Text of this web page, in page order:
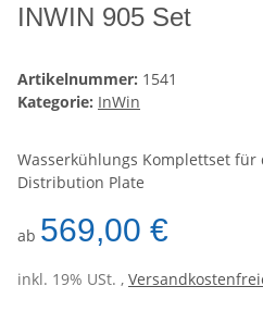
INWIN 905 Set
Artikelnummer: 1541
Kategorie: InWin
Wasserkühlungs Komplettset für
Distribution Plate
ab 569,00 €
inkl. 19% USt. ,